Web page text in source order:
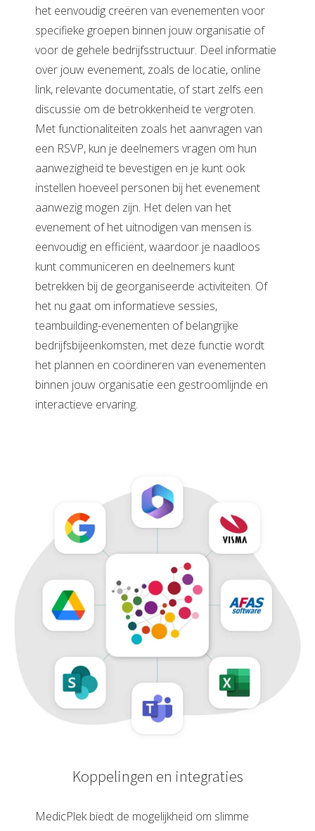
het eenvoudig creëren van evenementen voor
specifieke groepen binnen jouw organisatie of
voor de gehele bedrijfsstructuur. Deel informatie
over jouw evenement, zoals de locatie, online
link, relevante documentatie, of start zelfs een
discussie om de betrokkenheid te vergroten.
Met functionaliteiten zoals het aanvragen van
een RSVP, kun je deelnemers vragen om hun
aanwezigheid te bevestigen en je kunt ook
instellen hoeveel personen bij het evenement
aanwezig mogen zijn. Het delen van het
evenement of het uitnodigen van mensen is
eenvoudig en efficiënt, waardoor je naadloos
kunt communiceren en deelnemers kunt
betrekken bij de georganiseerde activiteiten. Of
het nu gaat om informatieve sessies,
teambuilding-evenementen of belangrijke
bedrijfsbijeenkomsten, met deze functie wordt
het plannen en coördineren van evenementen
binnen jouw organisatie een gestroomlijnde en
interactieve ervaring.
Koppelingen en integraties
MedicPlek biedt de mogelijkheid om slimme